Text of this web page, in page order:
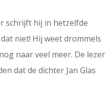
schrijft hij in hetzelfde
niet! Hij weet drommels
naar veel meer. De lezer
dat de dichter Jan Glas